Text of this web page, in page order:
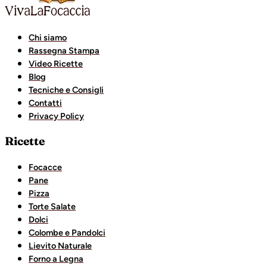
Chi siamo
Rassegna Stampa
Video Ricette
Blog
Tecniche e Consigli
Contatti
Privacy Policy
Ricette
Focacce
Pane
Pizza
Torte Salate
Dolci
Colombe e Pandolci
Lievito Naturale
Forno a Legna